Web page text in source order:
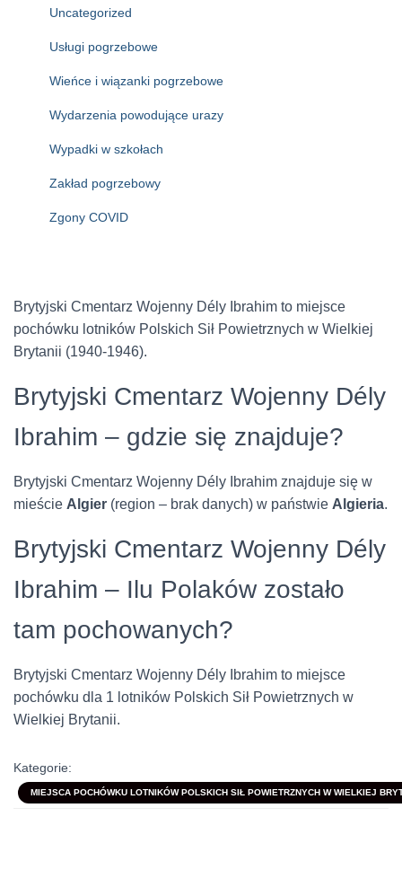
Uncategorized
Usługi pogrzebowe
Wieńce i wiązanki pogrzebowe
Wydarzenia powodujące urazy
Wypadki w szkołach
Zakład pogrzebowy
Zgony COVID
Brytyjski Cmentarz Wojenny Dély Ibrahim to miejsce
pochówku lotników Polskich Sił Powietrznych w Wielkiej
Brytanii (1940-1946).
Brytyjski Cmentarz Wojenny Dély
Ibrahim – gdzie się znajduje?
Brytyjski Cmentarz Wojenny Dély Ibrahim znajduje się w
mieście Algier (region – brak danych) w państwie Algieria.
Brytyjski Cmentarz Wojenny Dély
Ibrahim – Ilu Polaków zostało
tam pochowanych?
Brytyjski Cmentarz Wojenny Dély Ibrahim to miejsce
pochówku dla 1 lotników Polskich Sił Powietrznych w
Wielkiej Brytanii.
Kategorie:
MIEJSCA POCHÓWKU LOTNIKÓW POLSKICH SIŁ POWIETRZNYCH W WIELKIEJ